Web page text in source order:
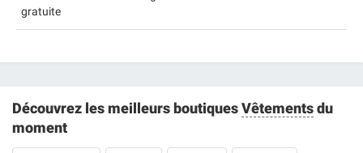
gratuite
Découvrez les meilleurs boutiquesVêtementsdu
moment